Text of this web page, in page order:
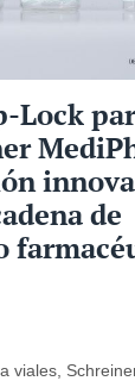
Lock
de
viales,